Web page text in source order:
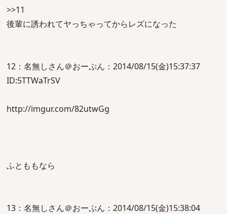
>>11
後輩に誘われてヤっちゃってからレズになった
12：名無しさん＠おーぷん：2014/08/15(金)15:37:37
ID:5TTWaTrSV
http://imgur.com/82utwGg
ふとももなら
13：名無しさん＠おーぷん：2014/08/15(金)15:38:04